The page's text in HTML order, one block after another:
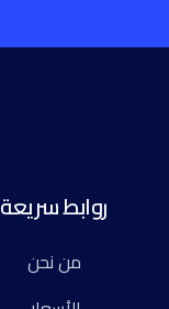
روابط سريعة
من نحن